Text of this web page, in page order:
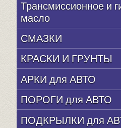
Трансмиссионное и
масло
СМАЗКИ
КРАСКИ И ГРУНТЫ
АРКИ для АВТО
ПОРОГИ для АВТО
ПОДКРЫЛКИ для